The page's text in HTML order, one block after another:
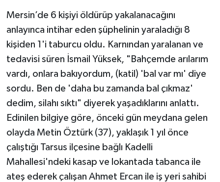
Mersin’de 6 kişiyi öldürüp yakalanacağını
anlayınca intihar eden şüphelinin yaraladığı 8
kişiden 1'i taburcu oldu. Karnından yaralanan ve
tedavisi süren İsmail Yüksek, "Bahçemde arılarım
vardı, onlara bakıyordum, (katil) 'bal var mı' diye
sordu. Ben de 'daha bu zamanda bal çıkmaz'
dedim, silahı sıktı" diyerek yaşadıklarını anlattı.
Edinilen bilgiye göre, önceki gün meydana gelen
olayda Metin Öztürk (37), yaklaşık 1 yıl önce
çalıştığı Tarsus ilçesine bağlı Kadelli
Mahallesi'ndeki kasap ve lokantada tabanca ile
ateş ederek çalışan Ahmet Ercan ile iş yeri sahibi